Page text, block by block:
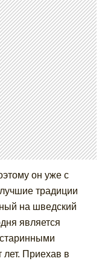
он уже с
традиции
на шведский
является
лет. Приехав в